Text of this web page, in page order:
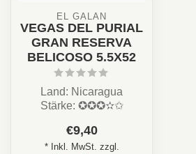
EL GALAN
VEGAS DEL PURIAL
GRAN RESERVA
BELICOSO 5.5X52
Land: Nicaragua
Stärke: ✪✪✪✫✩
Erdig, Leder, Nuss, Holz
For...
€9,40
* Inkl. MwSt. zzgl.